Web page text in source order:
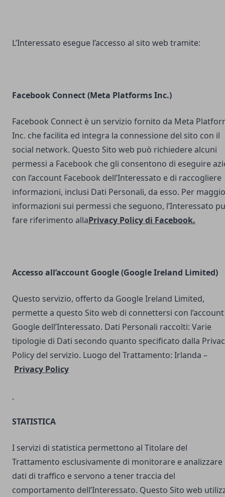
L’Interessato esegue l’accesso al sito web tramite:
Facebook Connect (Meta Platforms Inc.)
Facebook Connect è un servizio fornito da Meta
Inc. che facilita ed integra la connessione del sito con il
social network. Questo Sito web può richiedere alcuni
permessi a Facebook che gli consentono di eseguire
con l’account Facebook dell’Interessato e di raccogliere
informazioni, inclusi Dati Personali, da esso. Per
informazioni sui permessi che seguono, l’Interessato
fare riferimento allaPrivacy Policy di Facebook.
Accesso all’account Google (Google Ireland Limited)
Questo servizio, offerto da Google Ireland Limited,
permette a questo Sito web di connettersi con l’account
Google dell’Interessato. Dati Personali raccolti: Varie
tipologie di Dati secondo quanto specificato dalla
Policy del servizio. Luogo del Trattamento: Irlanda –
Privacy Policy
STATISTICA
I servizi di statistica permettono al Titolare del
Trattamento esclusivamente di monitorare e analizzare
dati di traffico e servono a tener traccia del
comportamento dell’Interessato. Questo Sito web